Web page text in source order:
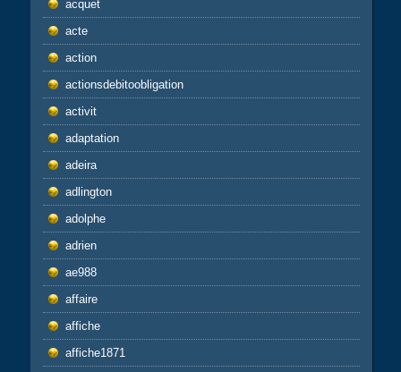
acquet
acte
action
actionsdebitoobligation
activit
adaptation
adeira
adlington
adolphe
adrien
ae988
affaire
affiche
affiche1871